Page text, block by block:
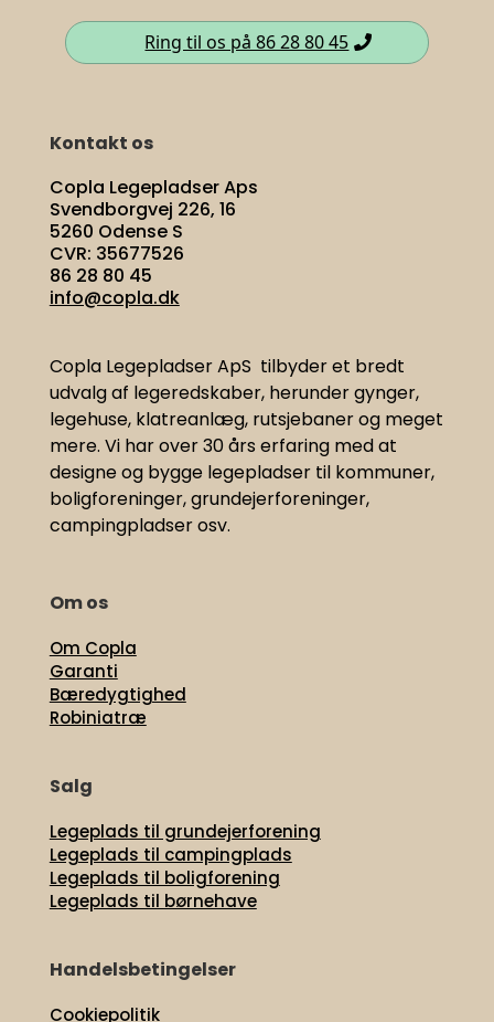
Ring til os på 86 28 80 45
Kontakt os
Copla Legepladser Aps
Svendborgvej 226, 16
5260 Odense S
CVR: 35677526
86 28 80 45
info@copla.dk
Copla Legepladser ApS tilbyder et bredt
udvalg af legeredskaber, herunder gynger,
legehuse, klatreanlæg, rutsjebaner og meget
mere. Vi harover 30 års erfaring med at
designe og bygge legepladser til kommuner,
boligforeninger, grundejerforeninger,
campingpladser osv.
Om os
Om Copla
Garanti
Bæredygtighed
Robiniatræ
Salg
Legeplads til grundejerforening
Legeplads til campingplads
Legeplads til boligforening
Legeplads til børnehave
Handelsbetingelser
Cookiepolitik